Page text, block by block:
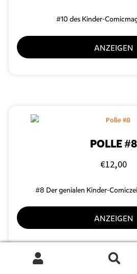
#10 des Kinder-
ANZEIGEN
POLLE #8
€12,00
#8 Der genialen Kinder-
ANZEIGEN
SUCHEN